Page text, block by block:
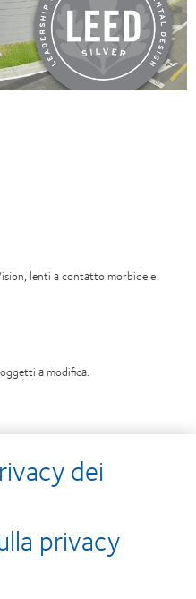
lenti a contatto morbide e
a modifica.
dei
privacy